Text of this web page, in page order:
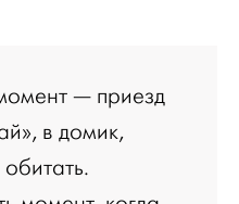
— приезд
в домик,